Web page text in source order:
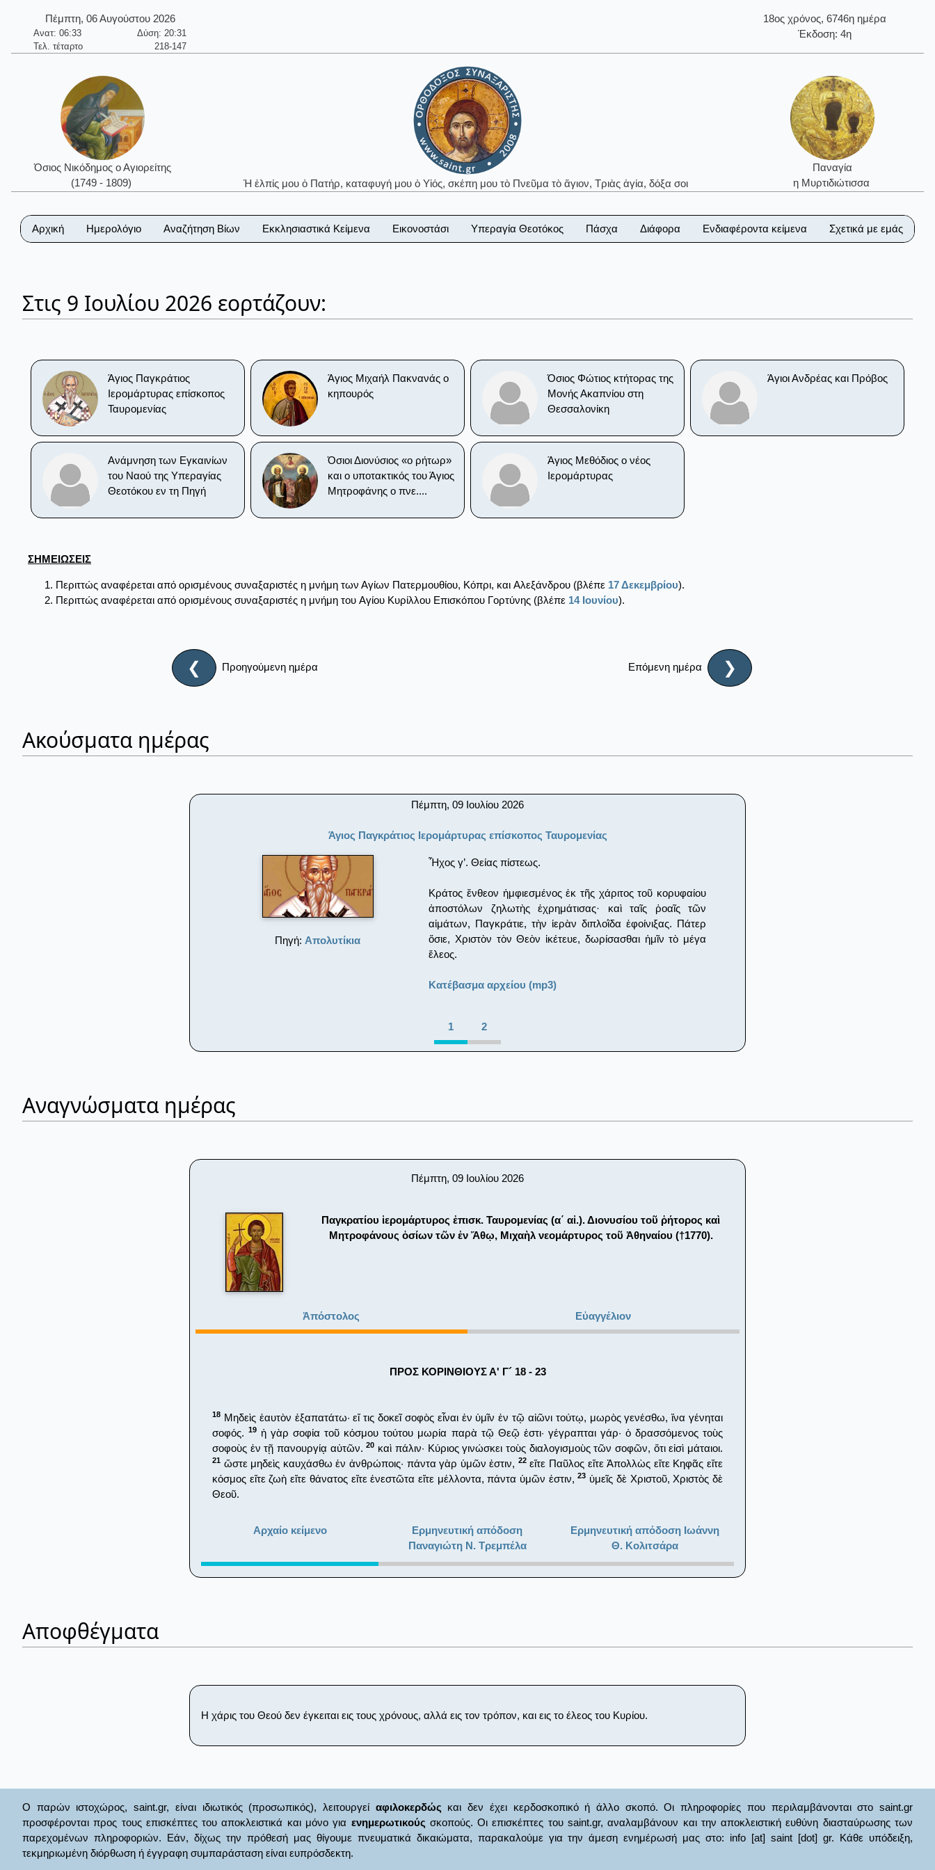
Πέμπτη, 06 Αυγούστου 2026
Ανατ: 06:33
Δύση: 20:31
Τελ. τέταρτο
218-147
18ος χρόνος, 6746η ημέρα
Έκδοση: 4η
Όσιος Νικόδημος ο Αγιορείτης
(1749 - 1809)
Ἡ ἐλπίς μου ὁ Πατήρ, καταφυγή μου ὁ Υἱός, σκέπη μου τὸ Πνεῦμα τὸ ἅγιον, Τριὰς ἁγία, δόξα σοι
Παναγία
η Μυρτιδιώτισσα
Αρχική Ημερολόγιο Αναζήτηση Βίων Εκκλησιαστικά Κείμενα Εικονοστάσι Υπεραγία Θεοτόκος Πάσχα Διάφορα Ενδιαφέροντα κείμενα Σχετικά με εμάς
Στις 9 Ιουλίου 2026 εορτάζουν:
Άγιος Παγκράτιος
Ιερομάρτυρας επίσκοπος
Ταυρομενίας
Άγιος Μιχαήλ Πακνανάς ο
κηπουρός
Όσιος Φώτιος κτήτορας της
Μονής Ακαπνίου στη
Θεσσαλονίκη
Άγιοι Ανδρέας και Πρόβος
Ανάμνηση των Εγκαινίων
του Ναού της Υπεραγίας
Θεοτόκου εν τη Πηγή
Όσιοι Διονύσιος «ο ρήτωρ»
και ο υποτακτικός του Άγιος
Μητροφάνης ο πνε....
Άγιος Μεθόδιος ο νέος
Ιερομάρτυρας
ΣΗΜΕΙΩΣΕΙΣ
Περιττώς αναφέρεται από ορισμένους συναξαριστές η μνήμη των Αγίων Πατερμουθίου, Kόπρι, και Aλεξάνδρου (βλέπε 17 Δεκεμβρίου).
Περιττώς αναφέρεται από ορισμένους συναξαριστές η μνήμη του Aγίου Kυρίλλου Eπισκόπου Γορτύνης (βλέπε 14 Ιουνίου).
❮ Προηγούμενη ημέρα Επόμενη ημέρα ❯
Ακούσματα ημέρας
Πέμπτη, 09 Ιουλίου 2026
Άγιος Παγκράτιος Ιερομάρτυρας επίσκοπος Ταυρομενίας
Πηγή: Απολυτίκια
Ἦχος γ’. Θείας πίστεως.
Κράτος ἔνθεον ἠμφιεσμένος ἐκ τῆς χάριτος τοῦ κορυφαίου
ἀποστόλων ζηλωτὴς ἐχρημάτισας· καὶ ταῖς ῥοαῖς τῶν
αἱμάτων, Παγκράτιε, τὴν ἱερὰν διπλοῒδα ἐφοίνιξας. Πάτερ
ὅσιε, Χριστὸν τὸν Θεὸν ἱκέτευε, δωρίσασθαι ἡμῖν τὸ μέγα
ἔλεος.
Κατέβασμα αρχείου (mp3)
1 2
Αναγνώσματα ημέρας
Πέμπτη, 09 Ιουλίου 2026
Παγκρατίου ἱερομάρτυρος ἐπισκ. Ταυρομενίας (α΄ αἰ.). Διονυσίου τοῦ ῥήτορος καὶ
Μητροφάνους ὁσίων τῶν ἐν Ἄθῳ, Μιχαὴλ νεομάρτυρος τοῦ Ἀθηναίου (†1770).
Ἀπόστολος Εὐαγγέλιον
ΠΡΟΣ ΚΟΡΙΝΘΙΟΥΣ Α' Γ´ 18 - 23
18 Μηδεὶς ἑαυτὸν ἐξαπατάτω· εἴ τις δοκεῖ σοφὸς εἶναι ἐν ὑμῖν ἐν τῷ αἰῶνι τούτῳ, μωρὸς γενέσθω, ἵνα γένηται
σοφός.19 ἡ γὰρ σοφία τοῦ κόσμου τούτου μωρία παρὰ τῷ Θεῷ ἐστι· γέγραπται γάρ· ὁ δρασσόμενος τοὺς
σοφοὺς ἐν τῇ πανουργίᾳ αὐτῶν.20 καὶ πάλιν· Κύριος γινώσκει τοὺς διαλογισμοὺς τῶν σοφῶν, ὅτι εἰσὶ μάταιοι.
21 ὥστε μηδεὶς καυχάσθω ἐν ἀνθρώποις· πάντα γὰρ ὑμῶν ἐστιν, 22εἴτε Παῦλος εἴτε Ἀπολλὼς εἴτε Κηφᾶς εἴτε
κόσμος εἴτε ζωὴ εἴτε θάνατος εἴτε ἐνεστῶτα εἴτε μέλλοντα, πάντα ὑμῶν ἐστιν,23 ὑμεῖς δὲ Χριστοῦ, Χριστὸς δὲ
Θεοῦ.
Αρχαίο κείμενο
Ερμηνευτική απόδοση
Παναγιώτη Ν. Τρεμπέλα
Ερμηνευτική απόδοση Ιωάννη
Θ. Κολιτσάρα
Αποφθέγματα
Η χάρις του Θεού δεν έγκειται εις τους χρόνους, αλλά εις τον τρόπον, και εις το έλεος του Κυρίου.
Ο παρών ιστοχώρος, saint.gr, είναι ιδιωτικός (προσωπικός), λειτουργεί αφιλοκερδώς και δεν έχει κερδοσκοπικό ή άλλο σκοπό. Οι πληροφορίες που περιλαμβάνονται στο saint.gr
προσφέρονται προς τους επισκέπτες του αποκλειστικά και μόνο για ενημερωτικούς σκοπούς. Οι επισκέπτες του saint.gr, αναλαμβάνουν και την αποκλειστική ευθύνη διασταύρωσης των
παρεχομένων πληροφοριών. Εάν, δίχως την πρόθεσή μας θίγουμε πνευματικά δικαιώματα, παρακαλούμε για την άμεση ενημέρωσή μας στο: info [at] saint [dot] gr. Κάθε υπόδειξη,
τεκμηριωμένη διόρθωση ή έγγραφη συμπαράσταση είναι ευπρόσδεκτη.